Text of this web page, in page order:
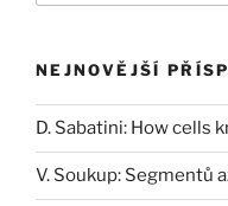
NEJNOVĚJŠÍ
D. Sabatini: How cells
V. Soukup: Segmentů